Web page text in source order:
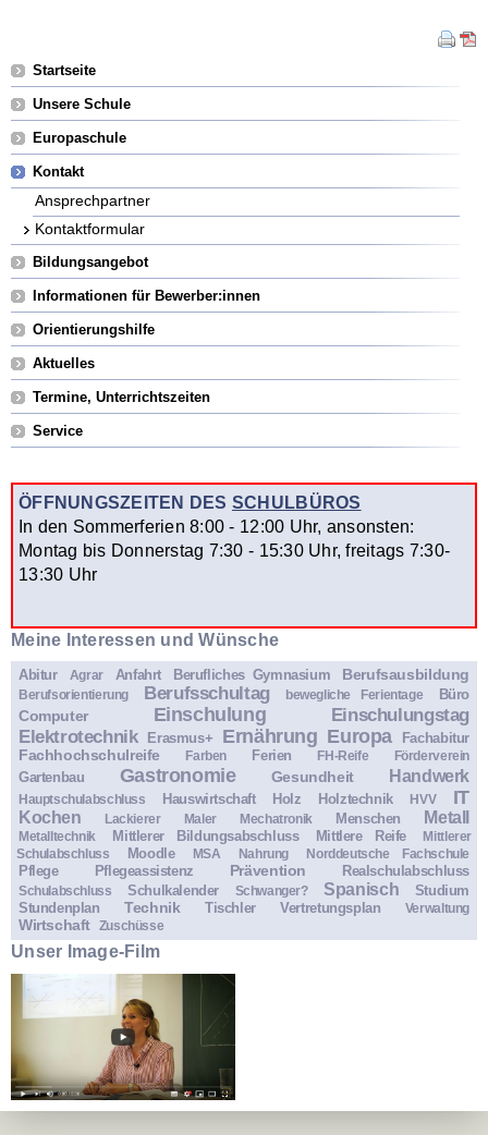
Navigation
Startseite
Unsere Schule
Europaschule
Kontakt
Ansprechpartner
Kontaktformular
Bildungsangebot
Informationen für Bewerber:innen
Orientierungshilfe
Aktuelles
Termine, Unterrichtszeiten
Service
ÖFFNUNGSZEITEN DES SCHULBÜROS
In den Sommerferien 8:00 - 12:00 Uhr, ansonsten:
Montag bis Donnerstag 7:30 - 15:30 Uhr, freitags 7:30-
13:30 Uhr
Meine Interessen und Wünsche
Abitur Agrar Anfahrt Berufliches Gymnasium Berufsausbildung
Berufsorientierung Berufsschultag bewegliche Ferientage Büro
Computer Einschulung
Einschulungstag
Elektrotechnik
Erasmus+ Ernährung Europa Fachabitur
Fachhochschulreife Farben Ferien FH-Reife Förderverein
Gartenbau Gastronomie Gesundheit Handwerk
Hauptschulabschluss Hauswirtschaft Holz Holztechnik HVV IT
Kochen Lackierer Maler Mechatronik Menschen Metall
Metalltechnik Mittlerer Bildungsabschluss Mittlere Reife
Mittlerer
Schulabschluss
Moodle MSA Nahrung Norddeutsche Fachschule
Pflege Pflegeassistenz Prävention Realschulabschluss
Schulabschluss Schulkalender Schwanger? Spanisch
Studium
Stundenplan
Technik Tischler Vertretungsplan Verwaltung
Wirtschaft Zuschüsse
Unser Image-Film